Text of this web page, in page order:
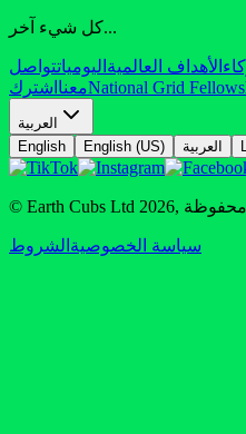
كل شيء آخر...
الأهداف العالمية اليومياتتواصل
معنا اشترك National Grid
العربية
English
English (US) العربية
© Earth Cubs Ltd 2026, محفوظة
سياسة الخصوصية الشروط